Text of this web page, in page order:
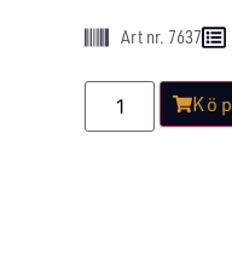
Art nr. 7637